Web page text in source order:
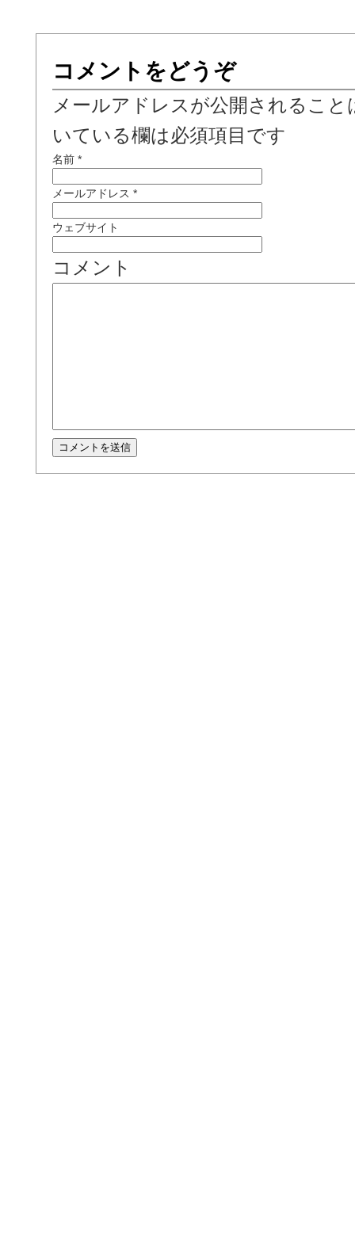
コメントをどうぞ
メールアドレスが公開されるこ
いている欄は必須項目です
名前 *
メールアドレス *
ウェブサイト
コメント